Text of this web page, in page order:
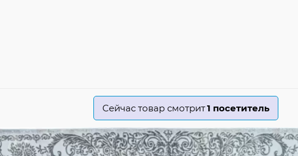
Сейчас товар смотрит1 посетитель